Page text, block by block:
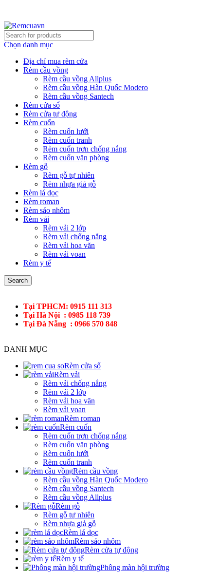
Chọn danh mục
Địa chỉ mua rèm cửa
Rèm cầu vồng
Rèm cầu vồng Allplus
Rèm cầu vồng Hàn Quốc Modero
Rèm cầu vồng Santech
Rèm cửa sổ
Rèm cửa tự động
Rèm cuốn
Rèm cuốn lưới
Rèm cuốn tranh
Rèm cuốn trơn chống nắng
Rèm cuốn văn phòng
Rèm gỗ
Rèm gỗ tự nhiên
Rèm nhựa giả gỗ
Rèm lá dọc
Rèm roman
Rèm sáo nhôm
Rèm vải
Rèm vải 2 lớp
Rèm vải chống nắng
Rèm vải hoa văn
Rèm vải voan
Rèm y tế
Search
Tại TPHCM: 0915 111 313
Tại Hà Nội : 0985 118 739
Tại Đà Nẵng : 0966 570 848
DANH MỤC
Rèm cửa sổ
Rèm vải
Rèm vải chống nắng
Rèm vải 2 lớp
Rèm vải hoa văn
Rèm vải voan
Rèm roman
Rèm cuốn
Rèm cuốn trơn chống nắng
Rèm cuốn văn phòng
Rèm cuốn lưới
Rèm cuốn tranh
Rèm cầu vồng
Rèm cầu vồng Hàn Quốc Modero
Rèm cầu vồng Santech
Rèm cầu vồng Allplus
Rèm gỗ
Rèm gỗ tự nhiên
Rèm nhựa giả gỗ
Rèm lá dọc
Rèm sáo nhôm
Rèm cửa tự động
Rèm y tế
Phông màn hội trường